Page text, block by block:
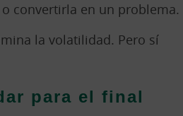
convertirla en un problema.
la volatilidad. Pero sí
para el final